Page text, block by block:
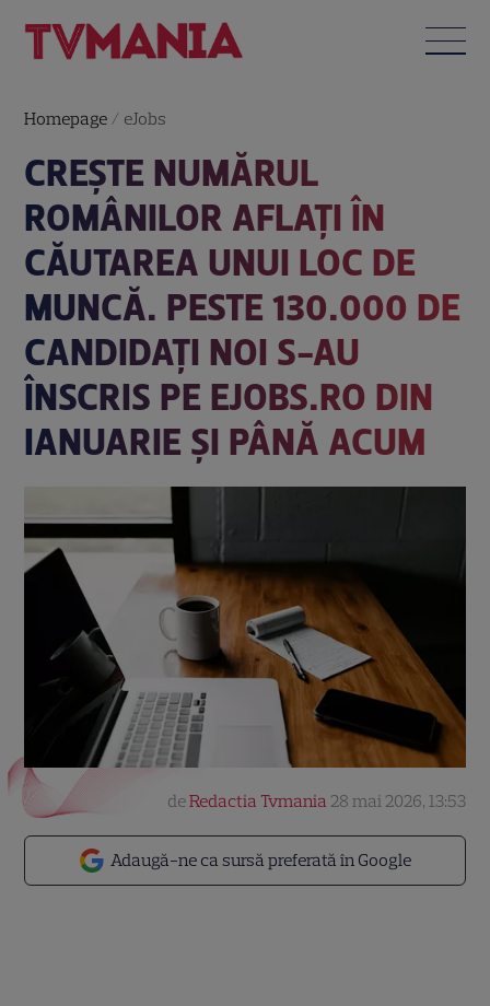
Homepage / eJobs
CREȘTE NUMĂRUL
ROMÂNILOR AFLAȚI ÎN
CĂUTAREA UNUI LOC DE
MUNCĂ. PESTE 130.000 DE
CANDIDAȚI NOI S-AU
ÎNSCRIS PE EJOBS.RO DIN
IANUARIE ȘI PÂNĂ ACUM
Adaugă-ne ca sursă preferată în Google
deRedactia Tvmania 28 mai 2026, 13:53